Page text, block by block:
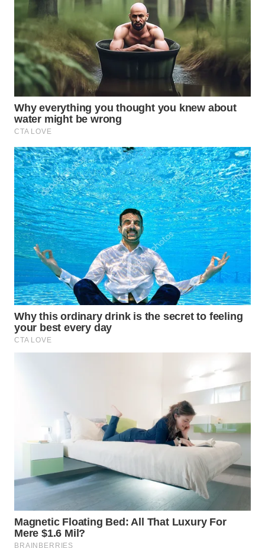
BOGOR
WN
DEPOK
WN
TAPANULI
UTARA
WN
SAMOSIR
WN
PADANG
LAWAS
WN
SUMEDANG
WN
CIANJUR
WN
KEPULAUAN
TANGERANG
WN
WN
WN
INDRAMAYU